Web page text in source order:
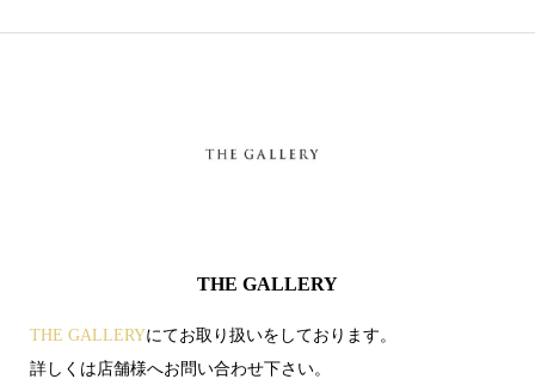
THE GALLERY
THE GALLERYにてお取り扱いをしております。
詳しくは店舗様へお問い合わせ下さい。